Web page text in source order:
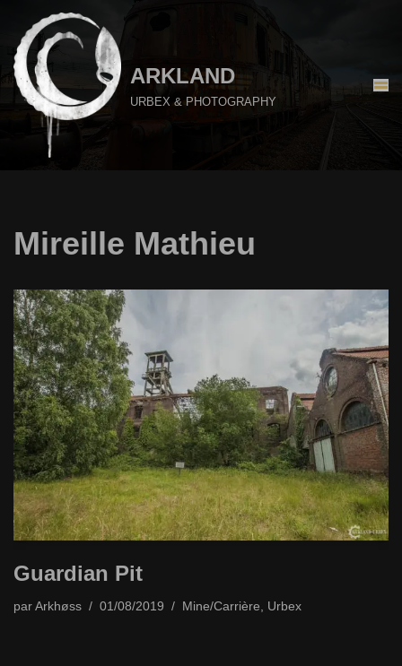
Aller
au
contenu
ARKLAND
URBEX & PHOTOGRAPHY
Mireille Mathieu
Guardian Pit
par Arkhøss 01/08/2019 Mine/Carrière, Urbex